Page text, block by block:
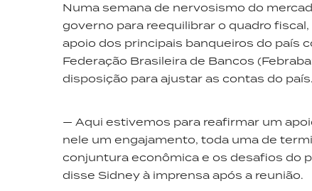
Numa semana de nervosismo do
governo para reequilibrar o quadro
apoio dos principais banqueiros do país
Federação Brasileira de Bancos
disposição para ajustar as contas do
— Aqui estivemos para reafirmar um
nele um engajamento, toda uma de
conjuntura econômica e os desafios do
disse Sidney à imprensa após a reunião.